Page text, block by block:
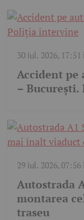
30 iul. 2026, 17:51
Accident pe
–
29 iul. 2026, 07:56
Autostrada
montarea
traseu